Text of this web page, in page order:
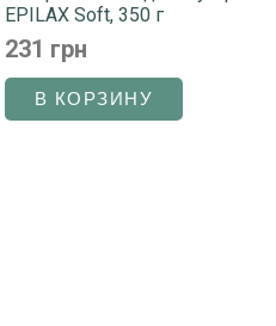
EPILAX Soft, 350 г
231 грн